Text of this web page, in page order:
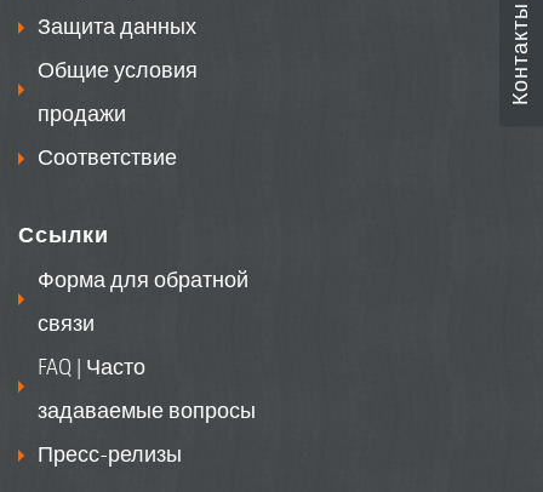
Защита данных
Общие условия
продажи
Соответствие
Ссылки
Форма для обратной
связи
FAQ | Часто
задаваемые вопросы
Пресс-релизы
Контакты